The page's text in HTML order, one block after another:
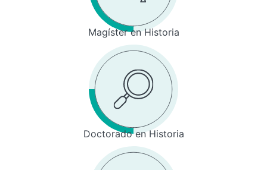
Magíster en Historia
Doctorado en Historia